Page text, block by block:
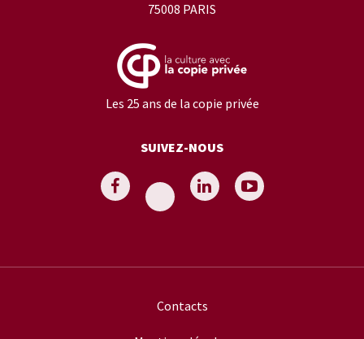
75008 PARIS
Les 25 ans de la copie privée
SUIVEZ-NOUS
Contacts